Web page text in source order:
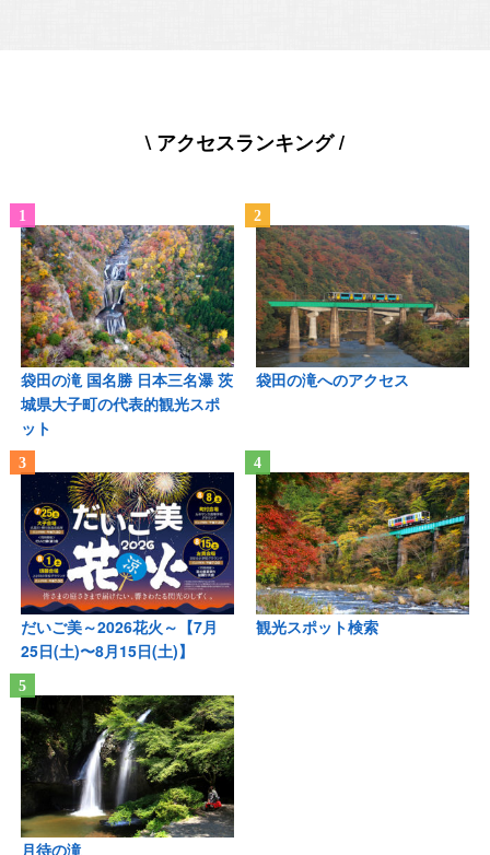
\ アクセスランキング /
袋田の滝 国名勝 日本三名瀑 茨
城県大子町の代表的観光スポ
ット
袋田の滝へのアクセス
だいご美～2026花火～【7月
25日(土)〜8月15日(土)】
観光スポット検索
月待の滝